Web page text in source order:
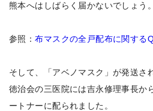
熊本へはしばらく届かないでしょう
参照：布マスクの全戸配布に関する
そして、「アベノマスク」が発送さ
徳治会の三医院には吉永修理事長か
ートナーに配られました。